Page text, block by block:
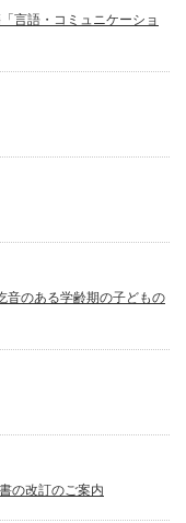
言語・コミュニケーショ
音のある学齢期の子どもの
の改訂のご案内